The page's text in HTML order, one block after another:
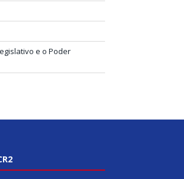
e o Poder